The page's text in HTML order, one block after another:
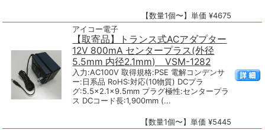
【数量1個〜】単価 ¥4675
アイコー電子
【取寄品】トランス式ACアダプター
12V 800mA センタープラス(外径
5.5mm 内径2.1mm) VSM-1282
入力:AC100V 取得規格:PSE 電解コンデンサ
ー:日系品 RoHS:対応(10物質) DCプラ
グ:5.5×2.1×9.5mm プラグ極性:センタープラ
ス DCコード長:1,900mm (...
【数量1個〜】単価 ¥5445